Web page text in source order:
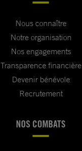
Nous connaître
Notre organisation
Nos engagements
Transparence financière
Devenir bénévole
Recrutement
NOS COMBATS